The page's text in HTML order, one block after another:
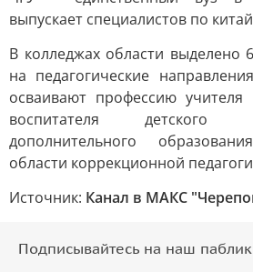
выпускает специалистов по
В колледжах области выделено
на педагогические
осваивают профессию учителя
воспитателя детского
дополнительного
области коррекционной
Источник: Канал в МАКС
Подписывайтесь на наш